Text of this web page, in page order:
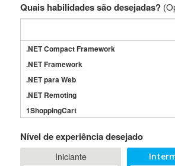
Quais habilidades são desejadas?
.NET Compact Framework
.NET Framework
.NET para Web
.NET Remoting
1ShoppingCart
3GSM
4D Dimension
Nível de experiência desejado
Iniciante